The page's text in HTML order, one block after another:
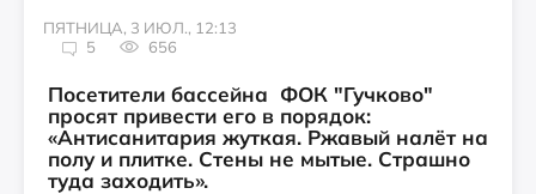
ПЯТНИЦА, 3 ИЮЛ., 12:13
5
656
Посетители бассейна ФОК "Гучково"
просят привести его в порядок:
«Антисанитария жуткая. Ржавый налёт на
полу и плитке. Стены не мытые. Страшно
туда заходить».